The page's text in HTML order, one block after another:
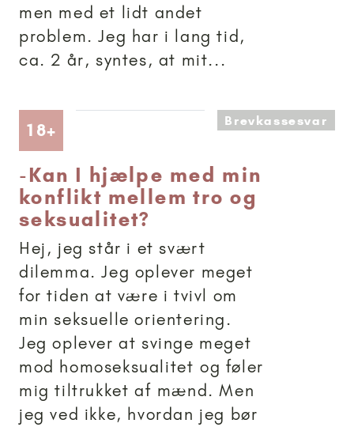
men med et lidt andet
problem. Jeg har i lang tid,
ca. 2 år, syntes, at mit...
18+ Artikler anbefalet til 18+Brevkassesvar
-Kan I hjælpe med min
konflikt mellem tro og
seksualitet?
Hej, jeg står i et svært
dilemma. Jeg oplever meget
for tiden at være i tvivl om
min seksuelle orientering.
Jeg oplever at svinge meget
mod homoseksualitet og føler
mig tiltrukket af mænd. Men
jeg ved ikke, hvordan jeg bør